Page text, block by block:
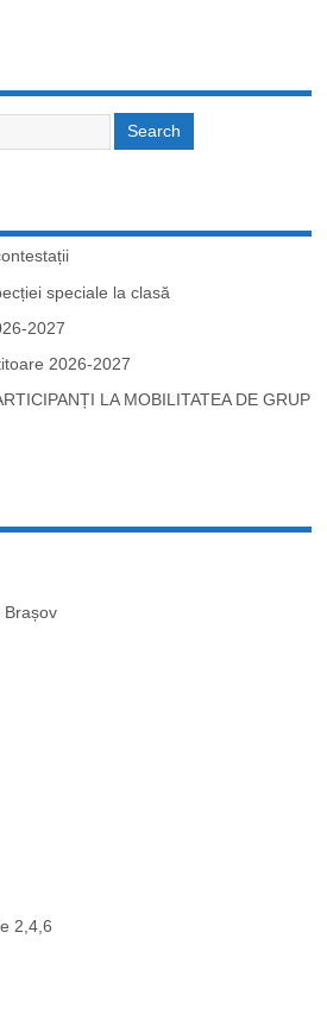
speciale la clasă
2027
2026-2027
LA MOBILITATEA DE GRUP
Brașov
2,4,6